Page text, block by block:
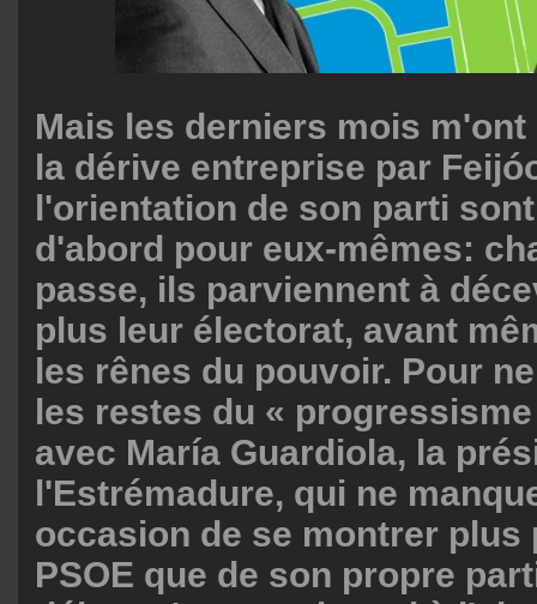
Mais les derniers mois
la dérive entreprise par
l'orientation de son parti
d'abord pour eux-mêmes:
passe, ils parviennent à
plus leur électorat, avant
les rênes du pouvoir. Pour
les restes du «
avec María Guardiola, la
l'Estrémadure, qui ne
occasion de se montrer plus
PSOE que de son propre